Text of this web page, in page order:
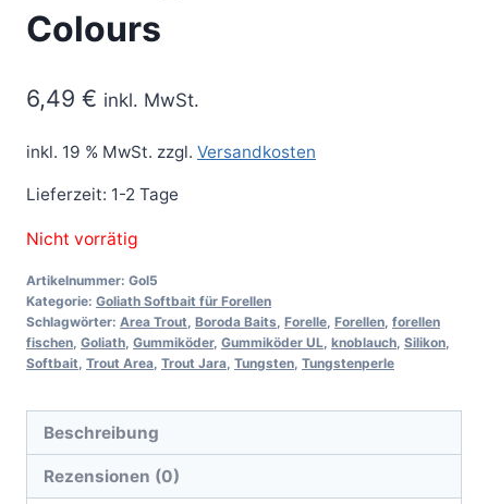
Colours
6,49 € inkl. MwSt.
inkl. 19 % MwSt. zzgl. Versandkosten
Lieferzeit: 1-2 Tage
Nicht vorrätig
Artikelnummer: Gol5
Kategorie: Goliath Softbait für Forellen
Schlagwörter: Area Trout Boroda Baits Forelle Forellen forellen
fischen Goliath Gummiköder, Gummiköder UL knoblauch Silikon
Softbait Trout Area Trout Jara Tungsten Tungstenperle
Beschreibung
Rezensionen (0)